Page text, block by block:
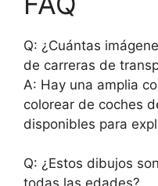
Q: ¿Cuántas
de carreras de
A: Hay una amplia
colorear de coches
disponibles para
Q: ¿Estos dibujos
todas las edades?